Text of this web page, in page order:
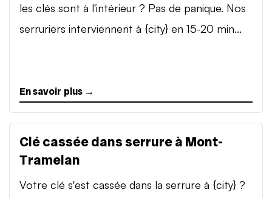
les clés sont à l'intérieur ? Pas de panique. Nos
serruriers interviennent à {city} en 15-20 min...
En savoir plus →
Clé cassée dans serrure à Mont-
Tramelan
Votre clé s'est cassée dans la serrure à {city} ?